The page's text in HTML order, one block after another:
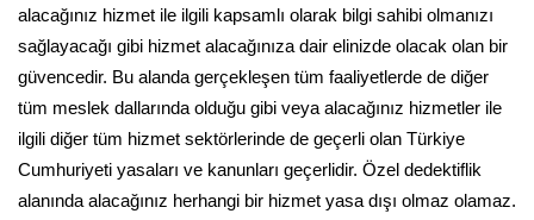
alacağınız hizmet ile ilgili kapsamlı olarak bilgi sahibi olmanızı
sağlayacağı gibi hizmet alacağınıza dair elinizde olacak olan bir
güvencedir. Bu alanda gerçekleşen tüm faaliyetlerde de diğer
tüm meslek dallarında olduğu gibi veya alacağınız hizmetler ile
ilgili diğer tüm hizmet sektörlerinde de geçerli olan Türkiye
Cumhuriyeti yasaları ve kanunları geçerlidir. Özel dedektiflik
alanında alacağınız herhangi bir hizmet yasa dışı olmaz olamaz.